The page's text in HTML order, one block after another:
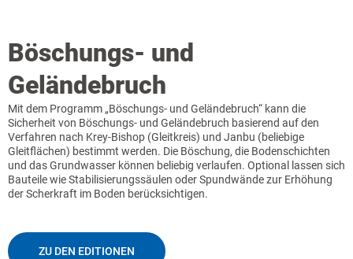
Böschungs- und
Geländebruch
Mit dem Programm „Böschungs- und Geländebruch“ kann die
Sicherheit von Böschungs- und Geländebruch basierend auf den
Verfahren nach Krey-Bishop (Gleitkreis) und Janbu (beliebige
Gleitflächen) bestimmt werden. Die Böschung, die Bodenschichten
und das Grundwasser können beliebig verlaufen. Optional lassen sich
Bauteile wie Stabilisierungssäulen oder Spundwände zur Erhöhung
der Scherkraft im Boden berücksichtigen.
ZU DEN EDITIONEN